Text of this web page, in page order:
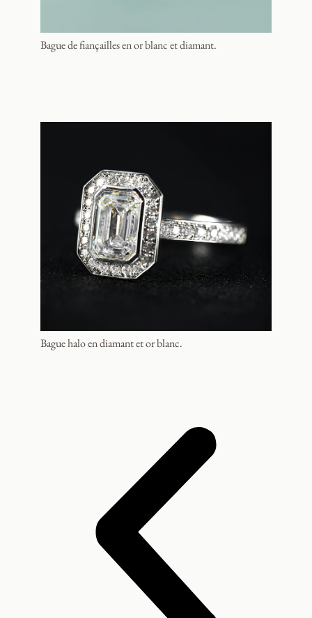
Bague de fiançailles en or blanc et diamant.
Bague halo en diamant et or blanc.